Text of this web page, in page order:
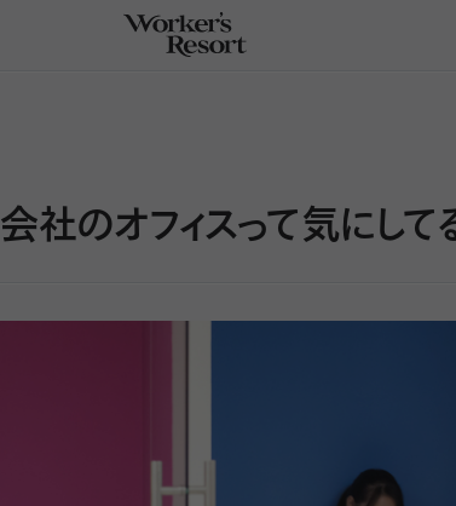
のオフィスって気にして